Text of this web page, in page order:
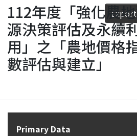
Fundings & Projects
Researchers
Organizations
Export
112年度「強化農
源決策評估及永續
用」之「農地價格
數評估與建立」
Details
Primary Data